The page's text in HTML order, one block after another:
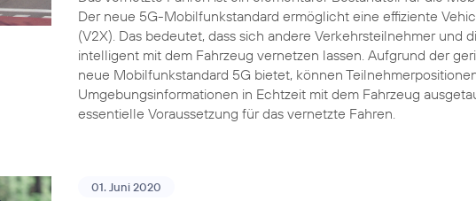
Der neue 5G-Mobilfunkstandard ermöglicht eine effiziente
(V2X). Das bedeutet, dass sich andere Verkehrsteilnehmer und
intelligent mit dem Fahrzeug vernetzen lassen. Aufgrund der
neue Mobilfunkstandard 5G bietet, können
Umgebungsinformationen in Echtzeit mit dem Fahrzeug
essentielle Voraussetzung für das vernetzte Fahren.
01. Juni 2020